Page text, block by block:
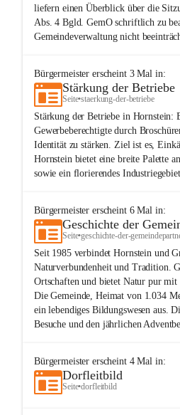
liefern einen Überblick über die
Abs. 4 Bgld. GemO schriftlich zu
Gemeindeverwaltung nicht
Bürgermeister erscheint 3Mal in:
Stärkung der Betriebe
Seite•staerkung-der-betriebe
Stärkung der Betriebe in Hornstein:
Gewerbeberechtigte durch
Identität zu stärken. Ziel ist es,
Hornstein bietet eine breite Palette
sowie ein florierendes
Bürgermeister erscheint 6Mal in:
Geschichte der
Seite•geschichte-der-
Seit 1985 verbindet Hornstein und
Naturverbundenheit und Tradition.
Ortschaften und bietet Natur pur
Die Gemeinde, Heimat von 1.034
ein lebendiges Bildungswesen aus.
Besuche und den jährlichen
Bürgermeister erscheint 4Mal in:
Dorfleitbild
Seite•dorfleitbild